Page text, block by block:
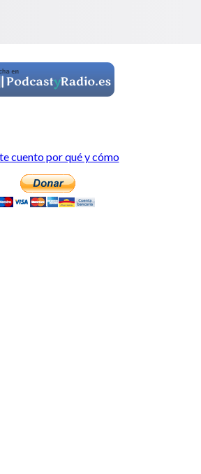
cuento por qué y cómo